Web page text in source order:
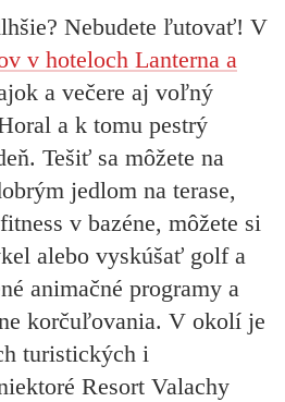
Nebudete ľutovať! V
v hoteloch Lanterna a
a večere aj voľný
a k tomu pestrý
Tešiť sa môžete na
jedlom na terase,
v bazéne, môžete si
alebo vyskúšať golf a
animačné programy a
korčuľovania. V okolí je
turistických i
Resort Valachy